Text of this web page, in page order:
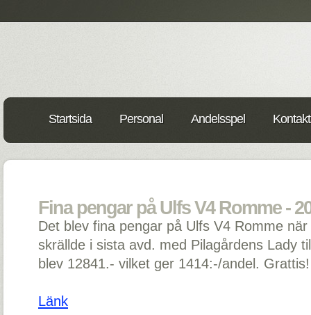
Startsida Personal Andelsspel
Fina pengar på Ulfs V4 Romme -
Det blev fina pengar på Ulfs V4 Romme
skrällde i sista avd. med Pilagårdens Lady
blev 12841.- vilket ger 1414:-/andel. Grattis!
Länk